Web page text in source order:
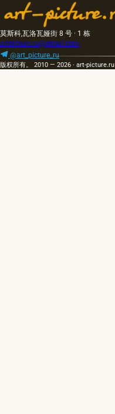
莫斯科,瓦洛瓦娅街 8 号 · 1 栋
artpicture.ru@gmail.com
@art_picture_ru
版权所有。 2010 — 2026 · art-picture.ru